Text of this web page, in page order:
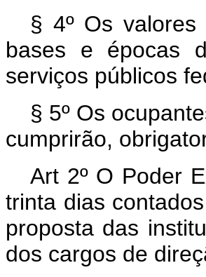
§ 4º Os
bases e épocas
serviços públicos
§ 5º Os
cumprirão,
Art 2º O Poder
trinta dias
proposta das
dos cargos de